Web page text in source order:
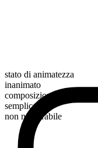
stato di animatezza
inanimato
composizione morfologica
semplice
non numerabile